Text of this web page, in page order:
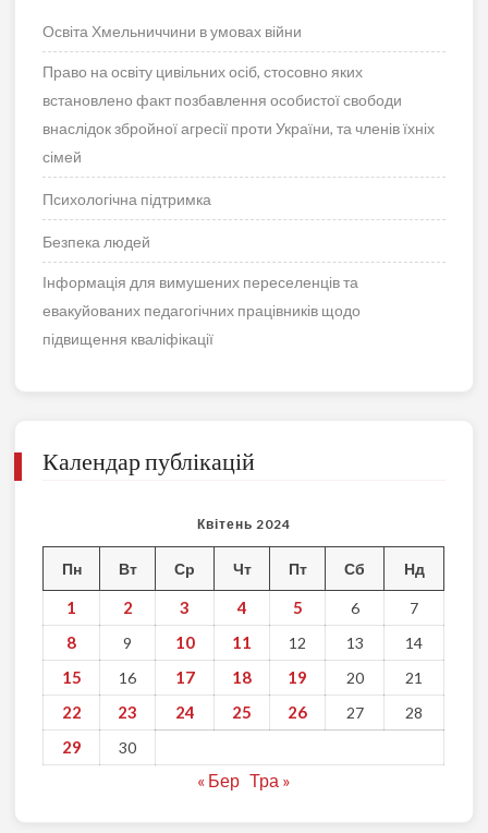
Освіта Хмельниччини в умовах війни
Право на освіту цивільних осіб, стосовно яких
встановлено факт позбавлення особистої свободи
внаслідок збройної агресії проти України, та членів їхніх
сімей
Психологічна підтримка
Безпека людей
Інформація для вимушених переселенців та
евакуйованих педагогічних працівників щодо
підвищення кваліфікації
Календар публікацій
Квітень 2024
Пн Вт Ср Чт Пт Сб Нд
1 2 3 4 5 6 7
8 9 10 11 12 13 14
15 16 17 18 19 20 21
22 23 24 25 26 27 28
29 30
« Бер Тра »